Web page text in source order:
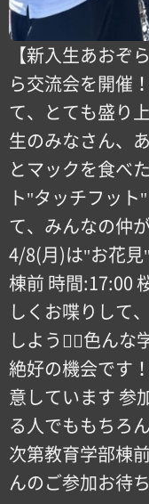
【新入生あおぞ
ら交流会を開催
て、とても盛り
生のみなさん、
とマックを食べ
ト"タッチフッ
て、みんなの仲
4/8(月)は"お花見
棟前 時間:17:00
しくお喋りして
しよう！🏻色ん
絶好の機会です
意しています 参
る人でももちろ
次第教育学部棟
んのご参加お待ち